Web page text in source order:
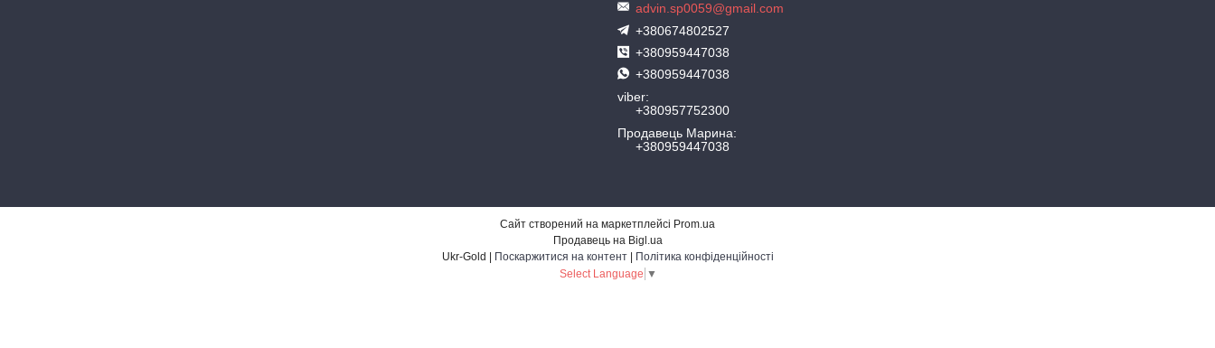
advin.sp0059@gmail.com
+380674802527
+380959447038
+380959447038
viber
+380957752300
Продавець Марина
+380959447038
Сайт створений на маркетплейсі Prom.ua
Продавець на Bigl.ua
Поскаржитися на контент
Політика конфіденційності
Select Language ▼